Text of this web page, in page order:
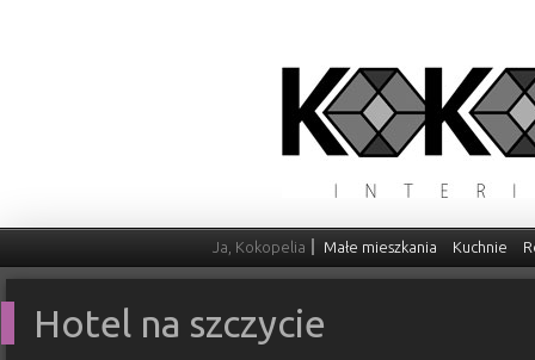
Ja, Kokopelia Małe mieszkania Kuchnie
Hotel na szczycie